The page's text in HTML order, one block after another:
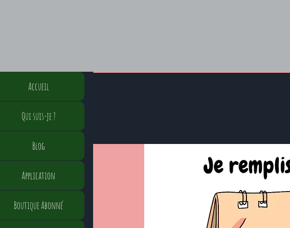
Accueil
Qui suis-je ?
Blog
Application
Boutique Abonné